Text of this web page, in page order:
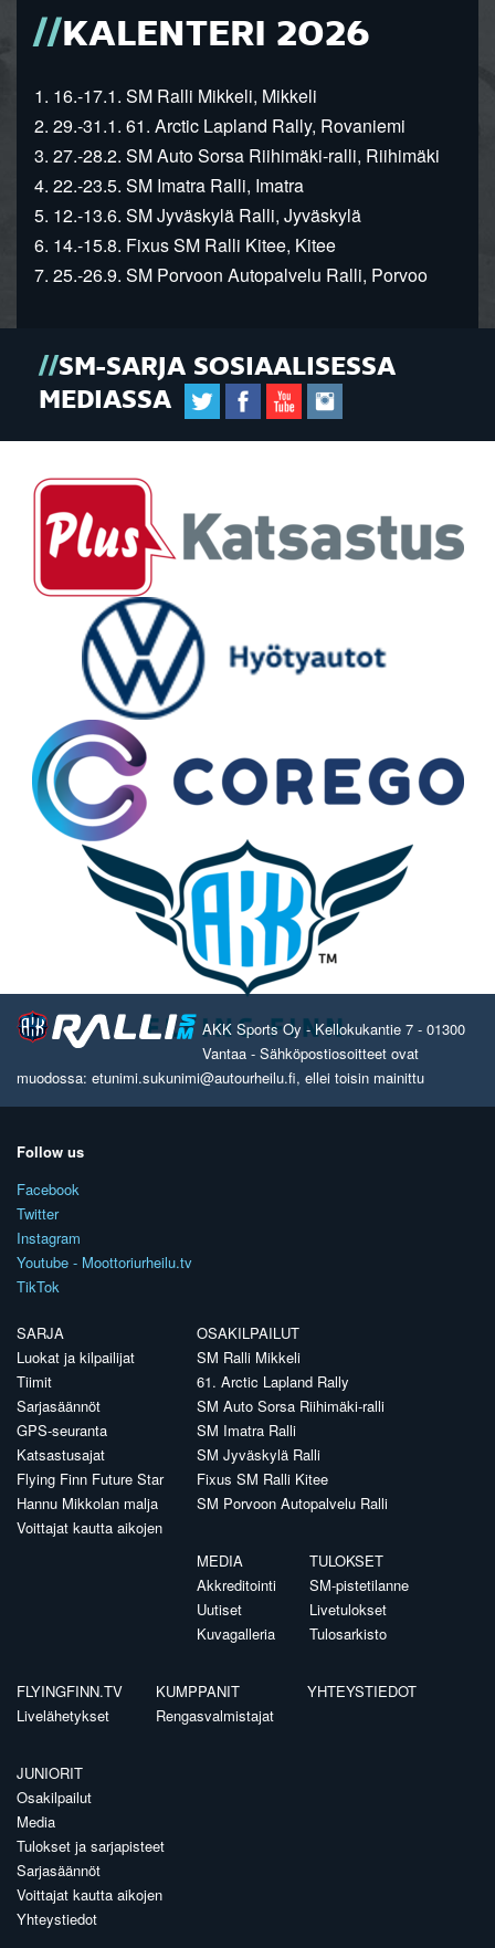
KALENTERI 2026
1. 16.-17.1. SM Ralli Mikkeli, Mikkeli
2. 29.-31.1. 61. Arctic Lapland Rally, Rovaniemi
3. 27.-28.2. SM Auto Sorsa Riihimäki-ralli, Riihimäki
4. 22.-23.5. SM Imatra Ralli, Imatra
5. 12.-13.6. SM Jyväskylä Ralli, Jyväskylä
6. 14.-15.8. Fixus SM Ralli Kitee, Kitee
7. 25.-26.9. SM Porvoon Autopalvelu Ralli, Porvoo
SM-SARJA SOSIAALISESSA
MEDIASSA
AKK Sports Oy - Kellokukantie 7 - 01300
Vantaa - Sähköpostiosoitteet ovat
muodossa: etunimi.sukunimi@autourheilu.fi, ellei toisin mainittu
Follow us
Facebook
Twitter
Instagram
Youtube - Moottoriurheilu.tv
TikTok
SARJA
Luokat ja kilpailijat
Tiimit
Sarjasäännöt
GPS-seuranta
Katsastusajat
Flying Finn Future Star
Hannu Mikkolan malja
Voittajat kautta aikojen
OSAKILPAILUT
SM Ralli Mikkeli
61. Arctic Lapland Rally
SM Auto Sorsa Riihimäki-ralli
SM Imatra Ralli
SM Jyväskylä Ralli
Fixus SM Ralli Kitee
SM Porvoon Autopalvelu Ralli
MEDIA
Akkreditointi
Uutiset
Kuvagalleria
TULOKSET
SM-pistetilanne
Livetulokset
Tulosarkisto
FLYINGFINN.TV
Livelähetykset
KUMPPANIT
Rengasvalmistajat
YHTEYSTIEDOT
JUNIORIT
Osakilpailut
Media
Tulokset ja sarjapisteet
Sarjasäännöt
Voittajat kautta aikojen
Yhteystiedot